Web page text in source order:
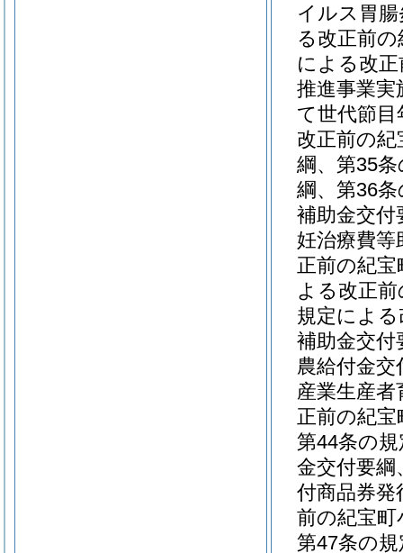
イルス胃
る改正前
による改
推進事業実
て世代節
改正前の
綱、第35
綱、第36
補助金交付
妊治療費等
正前の紀
よる改正
規定によ
補助金交付
農給付金
産業生産
正前の紀宝
第44条の
金交付要
付商品券発
前の紀宝町
第47条の